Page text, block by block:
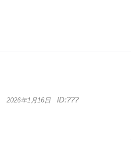
2026年1月16日